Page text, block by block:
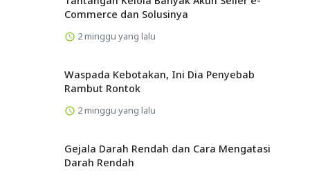
Commerce dan Solusinya
2 minggu yang lalu
Waspada Kebotakan, Ini Dia Penyebab
Rambut Rontok
2 minggu yang lalu
Gejala Darah Rendah dan Cara Mengatasi
Darah Rendah